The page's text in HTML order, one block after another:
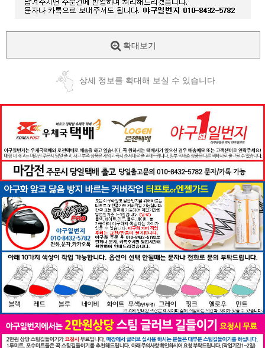
확대보기
상세 정보를 확대해 보실 수 있습니다